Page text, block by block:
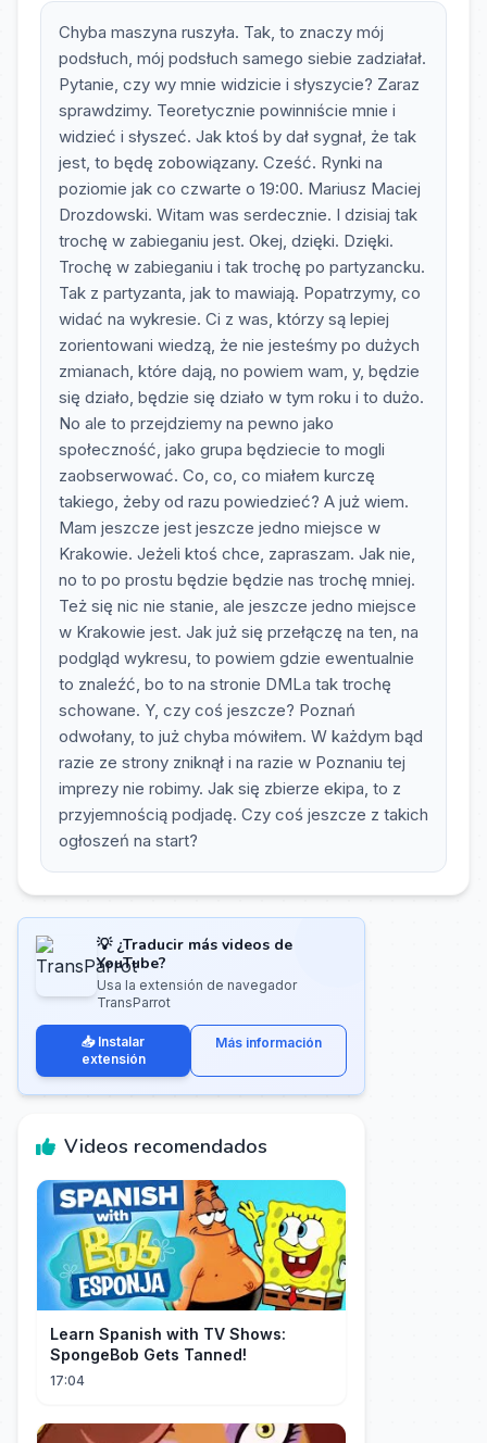
Chyba maszyna ruszyła. Tak, to znaczy mój
podsłuch, mój podsłuch samego siebie zadziałał.
Pytanie, czy wy mnie widzicie i słyszycie? Zaraz
sprawdzimy. Teoretycznie powinniście mnie i
widzieć i słyszeć. Jak ktoś by dał sygnał, że tak
jest, to będę zobowiązany. Cześć. Rynki na
poziomie jak co czwarte o 19:00. Mariusz Maciej
Drozdowski. Witam was serdecznie. I dzisiaj tak
trochę w zabieganiu jest. Okej, dzięki. Dzięki.
Trochę w zabieganiu i tak trochę po partyzancku.
Tak z partyzanta, jak to mawiają. Popatrzymy, co
widać na wykresie. Ci z was, którzy są lepiej
zorientowani wiedzą, że nie jesteśmy po dużych
zmianach, które dają, no powiem wam, y, będzie
się działo, będzie się działo w tym roku i to dużo.
No ale to przejdziemy na pewno jako
społeczność, jako grupa będziecie to mogli
zaobserwować. Co, co, co miałem kurczę
takiego, żeby od razu powiedzieć? A już wiem.
Mam jeszcze jest jeszcze jedno miejsce w
Krakowie. Jeżeli ktoś chce, zapraszam. Jak nie,
no to po prostu będzie będzie nas trochę mniej.
Też się nic nie stanie, ale jeszcze jedno miejsce
w Krakowie jest. Jak już się przełączę na ten, na
podgląd wykresu, to powiem gdzie ewentualnie
to znaleźć, bo to na stronie DMLa tak trochę
schowane. Y, czy coś jeszcze? Poznań
odwołany, to już chyba mówiłem. W każdym bąd
razie ze strony zniknął i na razie w Poznaniu tej
imprezy nie robimy. Jak się zbierze ekipa, to z
przyjemnością podjadę. Czy coś jeszcze z takich
ogłoszeń na start?
💡 ¿Traducir más videos de
YouTube?
Usa la extensión de navegador
TransParrot
📥 Instalar
extensión
Más información
Videos recomendados
Learn Spanish with TV Shows:
SpongeBob Gets Tanned!
17:04